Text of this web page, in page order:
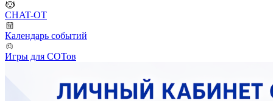
CHAT-OT
Календарь событий
Игры для СОТов